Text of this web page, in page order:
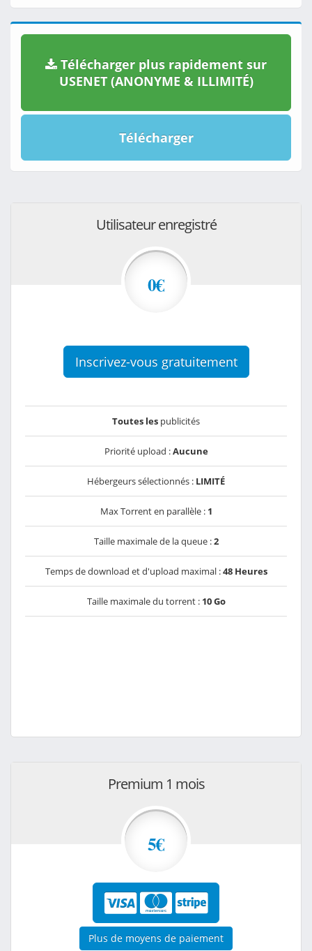
Télécharger plus rapidement sur
USENET (ANONYME & ILLIMITÉ)
Télécharger
Utilisateur enregistré
0€
Inscrivez-vous gratuitement
Toutes les publicités
Priorité upload :Aucune
Hébergeurs sélectionnés : LIMITÉ
Max Torrent en parallèle : 1
Taille maximale de la queue :2
Temps de download et d'upload maximal :48 Heures
Taille maximale du torrent : 10 Go
Premium 1 mois
5€
Plus de moyens de paiement